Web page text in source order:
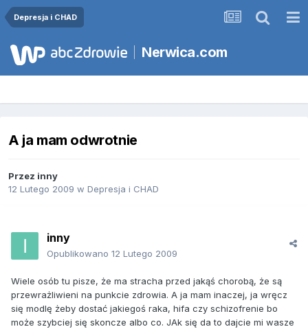
Depresja i CHAD
Nerwica.com
A ja mam odwrotnie
Przez inny
12 Lutego 2009 w Depresja i CHAD
inny
Opublikowano 12 Lutego 2009
Wiele osób tu pisze, że ma stracha przed jakąś chorobą, że są
przewrażliwieni na punkcie zdrowia. A ja mam inaczej, ja wręcz
się modlę żeby dostać jakiegoś raka, hifa czy schizofrenie bo
może szybciej się skoncze albo co. JAk się da to dajcie mi wasze